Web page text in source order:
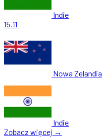
Indie
15.11
Nowa Zelandia
Indie
Zobacz więcej →